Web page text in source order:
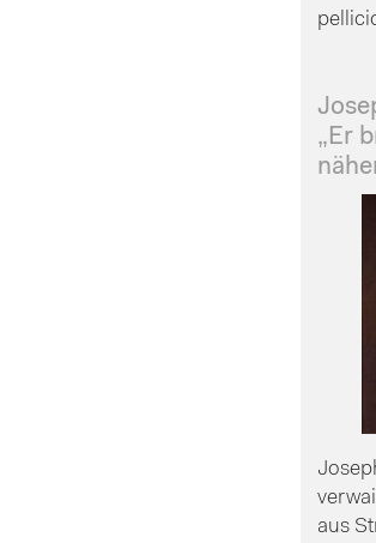
„Er
aus